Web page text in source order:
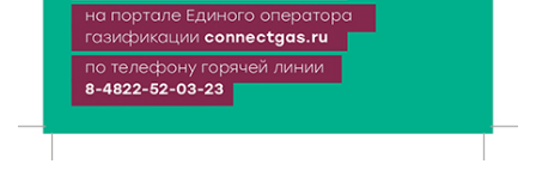
6 Авг 2026 20:01 517
Тверские школьники покорили Дальний Восток: